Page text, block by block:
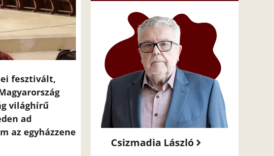
fesztivált,
világhírű
ad
az egyházzene
Csizmadia László